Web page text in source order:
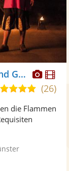
Fotos
Feuer und Lichtshow für Privat und Großen Events
5,0
5
(26)
die Flammen